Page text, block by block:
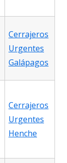
Cerrajeros
Urgentes
Galápagos
Cerrajeros
Urgentes
Henche